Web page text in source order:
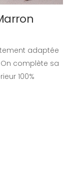
adaptée
complète sa
100%